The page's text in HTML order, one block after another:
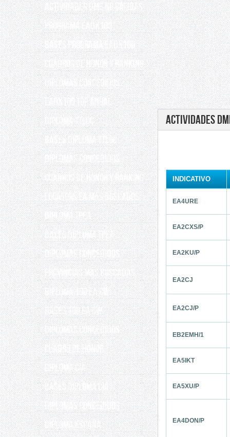
Actividades DME no válidas
PROGRAMA EADX100
Bases programa EADX100
Cuadros de Honor y Ranking
Diplomas concedidos
EADX100 TOP ANUAL
DIPLOMA TTLOC
Bases Diploma TTLOC
DIPLOMAS CONCEDIDOS
Cuadros de Honor y Ranking
Locators EA más buscados
DIPLOMA TPEA
BASES DIPLOMA TPEA
DIPLOMAS CONCEDIDOS
Provincias más buscadas
DIPLOMA 100 EA CW
BASES 100 EA CW
DIPLOMAS CONCEDIDOS
Cuadro de Honor
DIPLOMA CIA
BASES DIPLOMA CIA
DIPLOMAS CONCEDIDOS
DIPLOMA ESPAÑA
Actividades
INDICATIVO
EA4URE
EA2CXS/P
EA2KU/P
EA2CJ
EA2CJ/P
EB2EMH/1
EA5IKT
EA5XU/P
EA4DON/P